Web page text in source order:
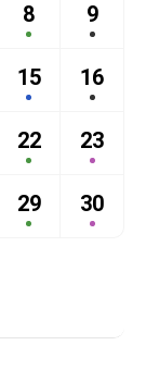
8 9
15 16
22 23
29 30